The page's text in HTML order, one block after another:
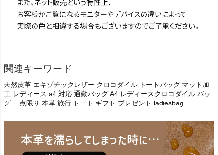
関連キーワード
天然皮革 エキゾチックレザー クロコダイル トートバッグ マット加
工 レディース a4 対応 通勤バッグ A4 レディースクロコダイル バッ
グ 一点限り 本革 旅行 トート ギフト プレゼント ladiesbag